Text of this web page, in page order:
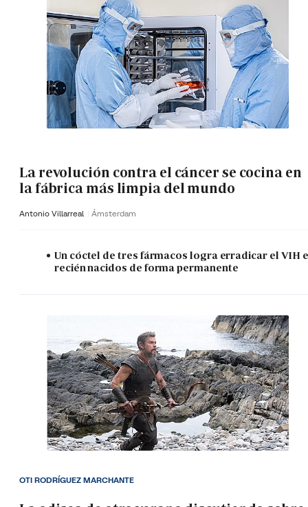
La revolución contra el cáncer se cocina en
la fábrica más limpia del mundo
Antonio Villarreal Ámsterdam
Un cóctel de tres fármacos logra erradicar el VIH
recién nacidos de forma permanente
OTI RODRÍGUEZ MARCHANTE